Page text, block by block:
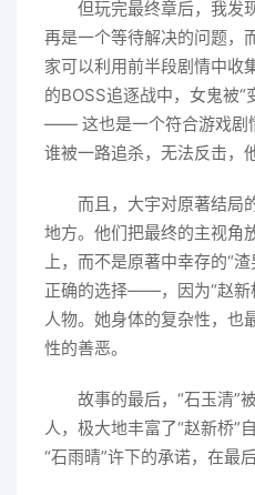
但玩完最终章后，我发
再是一个等待解决的问题，
家可以利用前半段剧情中收
的BOSS追逐战中，女鬼被“
—— 这也是一个符合游戏剧
谁被一路追杀，无法反击，
而且，大宇对原著结局
地方。他们把最终的主视角
上，而不是原著中幸存的“
正确的选择——，因为“赵新
人物。她身体的复杂性，也
性的善恶。
故事的最后，“石玉清”
人，极大地丰富了“赵新桥”
“石雨晴”许下的承诺，在最